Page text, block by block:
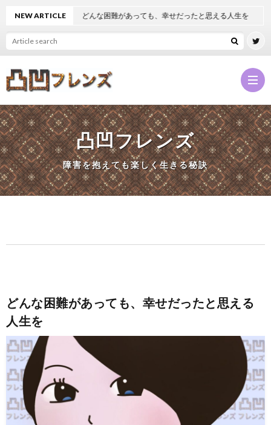
凸
凹
レ
と
は
凹
知
識
凸
つ
ぶ
や
な
お
店
ー
ク
ル
お
問
い
NEW ARTICLEどんな困難があっても、幸せだったと思える人生を
凸凹フレンズ
障害を抱えても楽しく生きる秘訣
どんな困難があっても、幸せだったと思える
人生を